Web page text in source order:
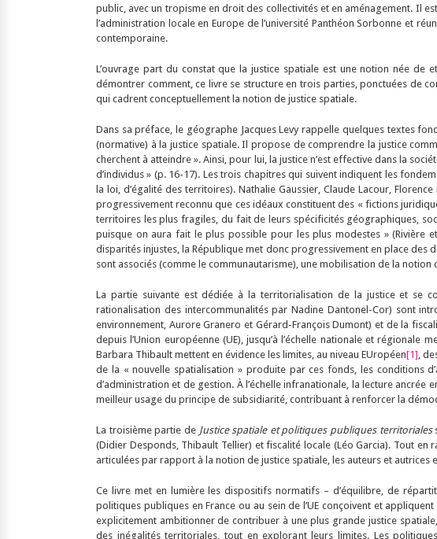
public, avec un tropisme en droit des collectivités et en aménagement. Il
l’administration locale en Europe de l’université Panthéon Sorbonne et
contemporaine.
L’ouvrage part du constat que la justice spatiale est une notion née
démontrer comment, ce livre se structure en trois parties, ponctuées de
qui cadrent conceptuellement la notion de justice spatiale.
Dans sa préface, le géographe Jacques Levy rappelle quelques textes
(normative) à la justice spatiale. Il propose de comprendre la justice
cherchent à atteindre ». Ainsi, pour lui, la justice n’est effective dans la
d’individus » (p. 16-17). Les trois chapitres qui suivent indiquent les
la loi, d’égalité des territoires). Nathalie Gaussier, Claude Lacour,
progressivement reconnu que ces idéaux constituent des « fictions
territoires les plus fragiles, du fait de leurs spécificités géographiques,
puisque on aura fait le plus possible pour les plus modestes » (Rivière
disparités injustes, la République met donc progressivement en place des
sont associés (comme le communautarisme), une mobilisation de la notion
La partie suivante est dédiée à la territorialisation de la justice et se
rationalisation des intercommunalités par Nadine Dantonel-Cor) sont
environnement, Aurore Granero et Gérard-François Dumont) et de la
depuis l’Union européenne (UE), jusqu’à l’échelle nationale et
Barbara Thibault mettent en évidence les limites, au niveau EUropéen[1],
de la « nouvelle spatialisation » produite par ces fonds, les conditions
d’administration et de gestion. À l’échelle infranationale, la lecture
meilleur usage du principe de subsidiarité, contribuant à renforcer la
La troisième partie de Justice spatiale et politiques publiques territoriales
(Didier Desponds, Thibault Tellier) et fiscalité locale (Léo Garcia). Tout
articulées par rapport à la notion de justice spatiale, les auteurs et
Ce livre met en lumière les dispositifs normatifs – d’équilibre, de
politiques publiques en France ou au sein de l’UE conçoivent et
explicitement ambitionner de contribuer à une plus grande justice
des inégalités territoriales, tout en explorant leurs limites. Les